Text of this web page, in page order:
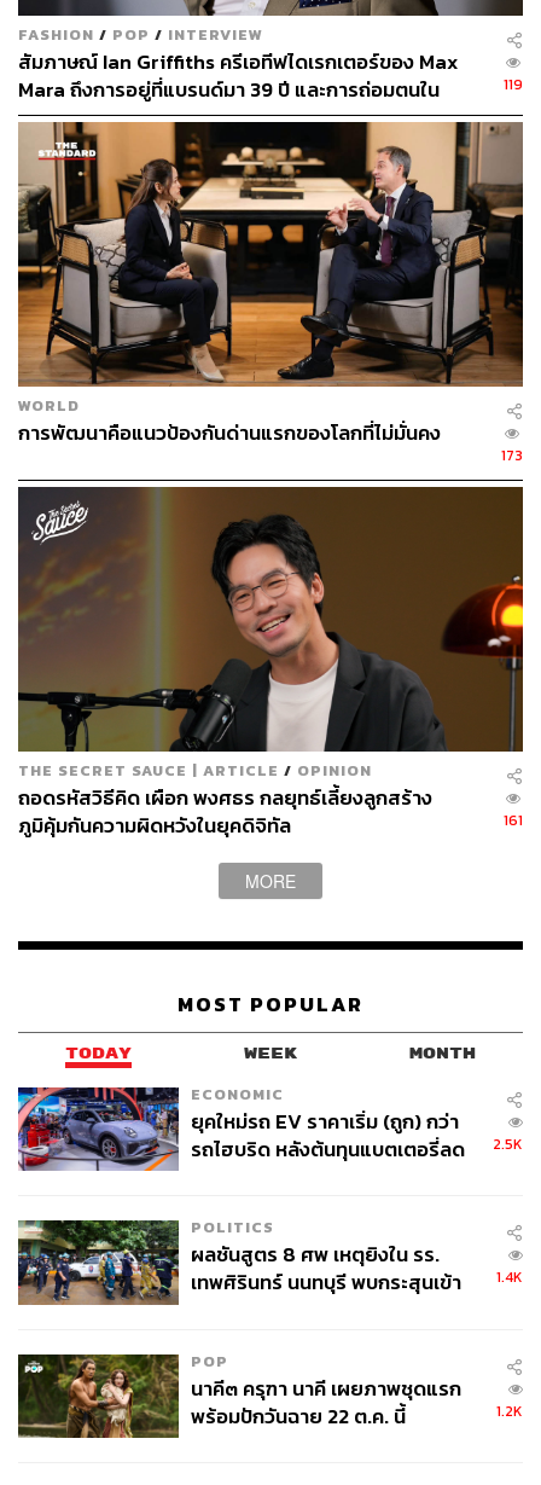
FASHION / POP / INTERVIEW
สัมภาษณ์ Ian Griffiths ครีเอทีฟไดเรกเตอร์ของ Max
Mara ถึงการอยู่ที่แบรนด์มา 39 ปี และการถ่อมตนใน
วงการแฟชั่น
119
WORLD
การพัฒนาคือแนวป้องกันด่านแรกของโลกที่ไม่มั่นคง
173
THE SECRET SAUCE | ARTICLE / OPINION
ถอดรหัสวิธีคิด เผือก พงศธร กลยุทธ์เลี้ยงลูกสร้าง
ภูมิคุ้มกันความผิดหวังในยุคดิจิทัล
161
MORE
MOST POPULAR
TODAY WEEK MONTH
ECONOMIC
ยุคใหม่รถ EV ราคาเริ่ม (ถูก) กว่า
รถไฮบริด หลังต้นทุนแบตเตอรี่ลด
2.5K
POLITICS
ผลชันสูตร 8 ศพ เหตุยิงใน รร.
เทพศิรินทร์ นนทบุรี พบกระสุนเข้า
1.4K
POP
นาคี๓ ครุฑา นาคี เผยภาพชุดแรก
พร้อมปักวันฉาย 22 ต.ค. นี้
1.2K